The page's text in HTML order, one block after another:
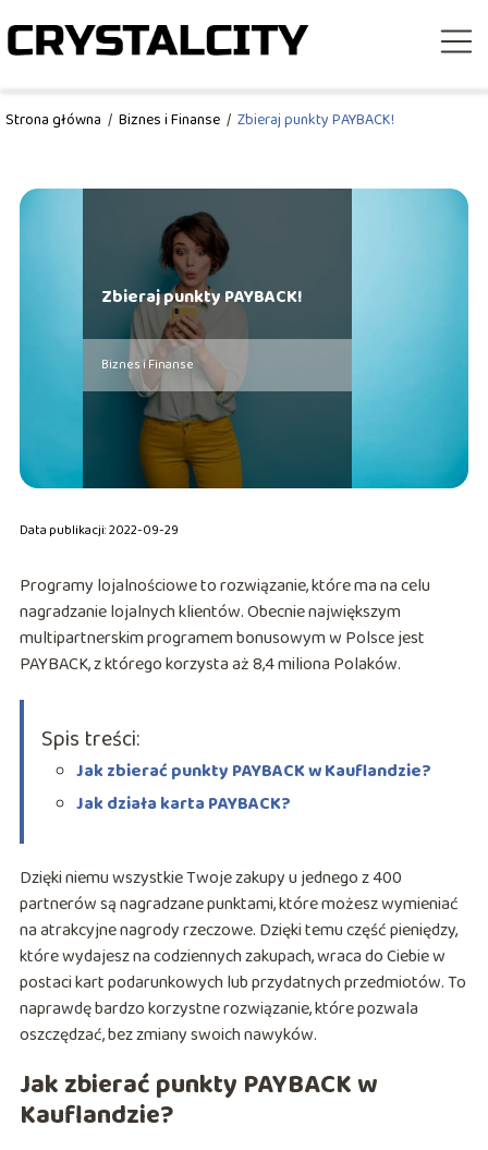
Strona główna / Biznes i Finanse / Zbieraj punkty PAYBACK!
Zbieraj punkty PAYBACK!
Biznes i Finanse
Data publikacji: 2022-09-29
Programy lojalnościowe to rozwiązanie, które ma na celu
nagradzanie lojalnych klientów. Obecnie największym
multipartnerskim programem bonusowym w Polsce jest
PAYBACK, z którego korzysta aż 8,4 miliona Polaków.
Spis treści:
Jak zbierać punkty PAYBACK w Kauflandzie?
Jak działa karta PAYBACK?
Dzięki niemu wszystkie Twoje zakupy u jednego z 400
partnerów są nagradzane punktami, które możesz wymieniać
na atrakcyjne nagrody rzeczowe. Dzięki temu część pieniędzy,
które wydajesz na codziennych zakupach, wraca do Ciebie w
postaci kart podarunkowych lub przydatnych przedmiotów. To
naprawdę bardzo korzystne rozwiązanie, które pozwala
oszczędzać, bez zmiany swoich nawyków.
Jak zbierać punkty PAYBACK w
Kauflandzie?